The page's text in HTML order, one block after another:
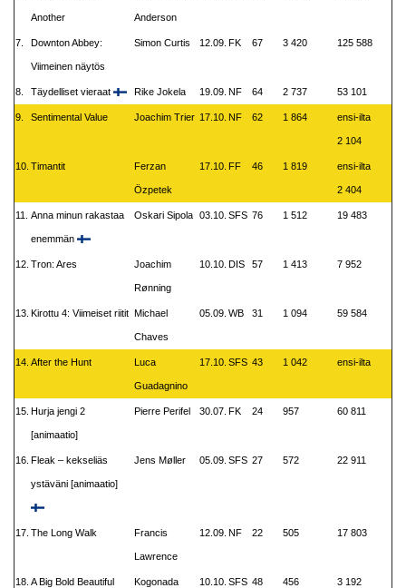
Another Anderson
7. Downton Abbey:
Viimeinen näytös
Simon Curtis 12.09. FK 67 3 420 125 588
8. Täydelliset vieraat Rike Jokela 19.09. NF 64 2 737 53 101
9. Sentimental Value Joachim Trier 17.10. NF 62 1 864 ensi-ilta
2 104
10. Timantit Ferzan
Özpetek
17.10. FF 46 1 819 ensi-ilta
2 404
11. Anna minun rakastaa
enemmän
Oskari Sipola 03.10. SFS 76 1 512 19 483
12. Tron: Ares Joachim
Rønning
10.10. DIS 57 1 413 7 952
13. Kirottu 4: Viimeiset riitit Michael
Chaves
05.09. WB 31 1 094 59 584
14. After the Hunt Luca
Guadagnino
17.10. SFS 43 1 042 ensi-ilta
15. Hurja jengi 2
[animaatio]
Pierre Perifel 30.07. FK 24 957 60 811
16. Fleak – kekseliäs
ystäväni [animaatio]
Jens Møller 05.09. SFS 27 572 22 911
17. The Long Walk Francis
Lawrence
12.09. NF 22 505 17 803
18. A Big Bold Beautiful Kogonada 10.10. SFS 48 456 3 192